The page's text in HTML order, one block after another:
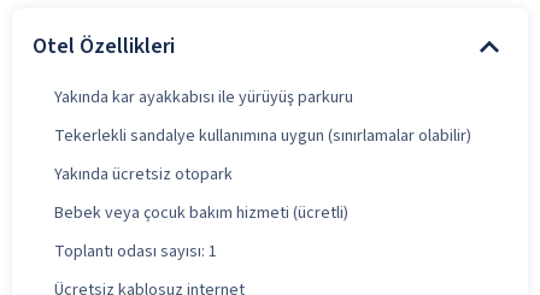
Otel Özellikleri
Yakında kar ayakkabısı ile yürüyüş parkuru
Tekerlekli sandalye kullanımına uygun (sınırlamalar olabilir)
Yakında ücretsiz otopark
Bebek veya çocuk bakım hizmeti (ücretli)
Toplantı odası sayısı: 1
Ücretsiz kablosuz internet